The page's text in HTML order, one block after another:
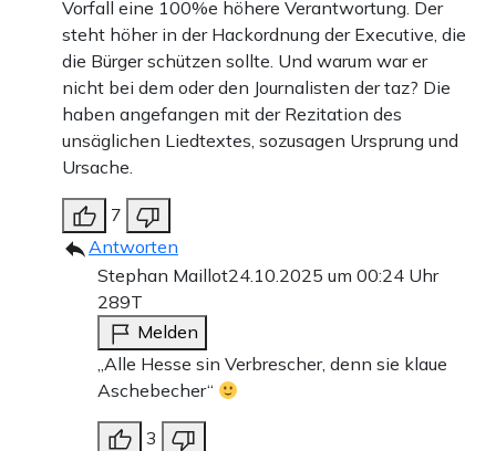
Vorfall eine 100%e höhere Verantwortung. Der
steht höher in der Hackordnung der Executive, die
die Bürger schützen sollte. Und warum war er
nicht bei dem oder den Journalisten der taz? Die
haben angefangen mit der Rezitation des
unsäglichen Liedtextes, sozusagen Ursprung und
Ursache.
7
Antworten
Stephan Maillot24.10.2025 um 00:24 Uhr
289T
Melden
„Alle Hesse sin Verbrescher, denn sie klaue
Aschebecher“
3